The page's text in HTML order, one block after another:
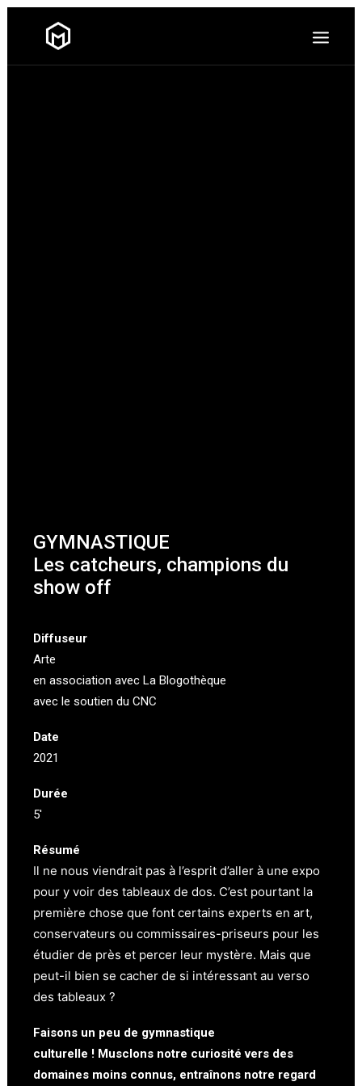
GYMNASTIQUE
Les catcheurs, champions du
show off
Diffuseur
Arte
en association avec La Blogothèque
avec le soutien du CNC
Date
2021
Durée
5′
Résumé
Il ne nous viendrait pas à l’esprit d’aller à une expo
pour y voir des tableaux de dos. C’est pourtant la
première chose que font certains experts en art,
conservateurs ou commissaires-priseurs pour les
étudier de près et percer leur mystère. Mais que
peut-il bien se cacher de si intéressant au verso
des tableaux ?
Faisons un peu de gymnastique
culturelle ! Musclons notre curiosité vers des
domaines moins connus, entraînons notre regard